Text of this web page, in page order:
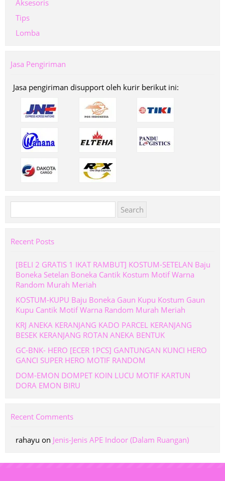
Aksesoris
Tips
Lomba
Jasa Pengiriman
Jasa pengiriman disupport oleh kurir berikut ini:
for:
Recent Posts
[BELI 2 GRATIS 1 IKAT RAMBUT] KOSTUM-SETELAN Baju
Boneka Setelan Boneka Cantik Kostum Motif Warna
Random Murah Meriah
KOSTUM-KUPU Baju Boneka Gaun Kupu Kostum Gaun
Kupu Cantik Motif Warna Random Murah Meriah
KRJ ANEKA KERANJANG KADO PARCEL KERANJANG
BESEK KERANJANG ROTAN ANEKA BENTUK
GC-BNK- HERO [ECER 1PCS] GANTUNGAN KUNCI HERO
GANCI SUPER HERO MOTIF RANDOM
DOM-EMON DOMPET KOIN LUCU MOTIF KARTUN
DORA EMON BIRU
Recent Comments
rahayu on Jenis-Jenis APE Indoor (Dalam Ruangan)